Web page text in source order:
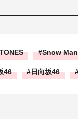
Snow Man
46 日向坂46